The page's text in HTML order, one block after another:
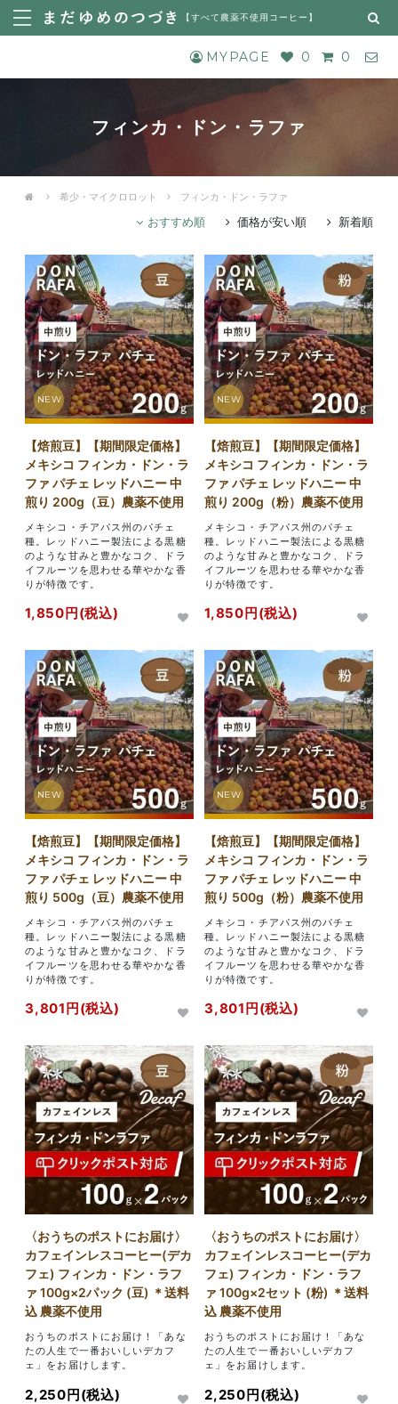
【すべて農薬不使用コーヒー 】
MYPAGE 0 0
フィンカ・ドン・ラファ
希少・マイクロロット フィンカ・ドン・ラファ
おすすめ順 価格が安い順 新着順
NEW
【焙煎豆】【期間限定価格】
メキシコ フィンカ・ドン・ラ
ファ パチェ レッドハニー 中
煎り 200g（豆）農薬不使用
メキシコ・チアパス州のパチェ
種。レッドハニー製法による黒糖
のような甘みと豊かなコク、ドラ
イフルーツを思わせる華やかな香
りが特徴です。
1,850円(税込)
NEW
【焙煎豆】【期間限定価格】
メキシコ フィンカ・ドン・ラ
ファ パチェ レッドハニー 中
煎り 200g（粉）農薬不使用
メキシコ・チアパス州のパチェ
種。レッドハニー製法による黒糖
のような甘みと豊かなコク、ドラ
イフルーツを思わせる華やかな香
りが特徴です。
1,850円(税込)
NEW
【焙煎豆】【期間限定価格】
メキシコ フィンカ・ドン・ラ
ファ パチェ レッドハニー 中
煎り 500g（豆）農薬不使用
メキシコ・チアパス州のパチェ
種。レッドハニー製法による黒糖
のような甘みと豊かなコク、ドラ
イフルーツを思わせる華やかな香
りが特徴です。
3,801円(税込)
NEW
【焙煎豆】【期間限定価格】
メキシコ フィンカ・ドン・ラ
ファ パチェ レッドハニー 中
煎り 500g（粉）農薬不使用
メキシコ・チアパス州のパチェ
種。レッドハニー製法による黒糖
のような甘みと豊かなコク、ドラ
イフルーツを思わせる華やかな香
りが特徴です。
3,801円(税込)
〈おうちのポストにお届け〉
カフェインレスコーヒー(デカ
フェ) フィンカ・ドン・ラフ
ァ 100g×2パック (豆) ＊送料
込 農薬不使用
おうちのポストにお届け！「あな
たの人生で一番おいしいデカフ
ェ」をお届けします。
2,250円(税込)
〈おうちのポストにお届け〉
カフェインレスコーヒー(デカ
フェ) フィンカ・ドン・ラフ
ァ 100g×2セット (粉) ＊送料
込 農薬不使用
おうちのポストにお届け！「あな
たの人生で一番おいしいデカフ
ェ」をお届けします。
2,250円(税込)